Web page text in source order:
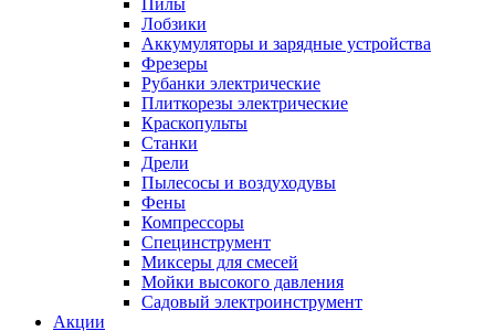
Лобзики
Аккумуляторы и зарядные устройства
Фрезеры
Рубанки электрические
Плиткорезы электрические
Краскопульты
Станки
Дрели
Пылесосы и воздуходувы
Фены
Компрессоры
Специнструмент
Миксеры для смесей
Мойки высокого давления
Садовый электроинструмент
Акции